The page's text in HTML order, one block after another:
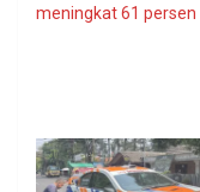
meningkat 61 persen